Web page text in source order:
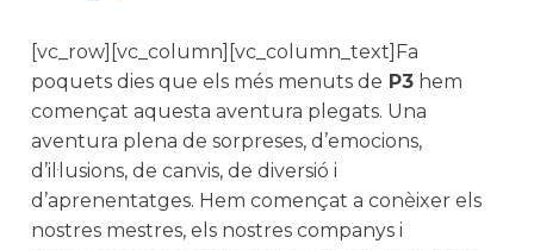
[vc_row][vc_column][vc_column_text]Fa
poquets dies que els més menuts de P3 hem
començat aquesta aventura plegats. Una
aventura plena de sorpreses, d’emocions,
d’il·lusions, de canvis, de diversió i
d’aprenentatges. Hem començat a conèixer els
nostres mestres, els nostres companys i